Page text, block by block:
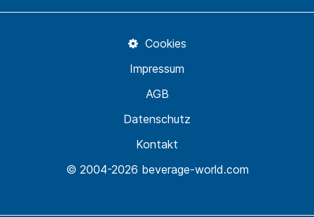
© 2004-2026 beverage-world.com
Kontakt
Datenschutz
AGB
Impressum
Cookies